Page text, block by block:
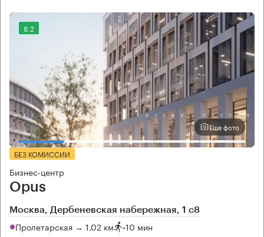
8.2
Еще фото
БЕЗ КОМИССИИ
Бизнес-центр
Opus
Москва, Дербеневская набережная, 1 с8
Пролетарская → 1.02 км ~10 мин